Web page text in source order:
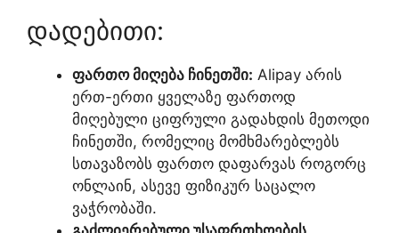
დადებითი:
ფართო მიღება ჩინეთში: Alipay არის
ერთ-ერთი ყველაზე ფართოდ
მიღებული ციფრული გადახდის მეთოდი
ჩინეთში, რომელიც მომხმარებლებს
სთავაზობს ფართო დაფარვას როგორც
ონლაინ, ასევე ფიზიკურ საცალო
ვაჭრობაში.